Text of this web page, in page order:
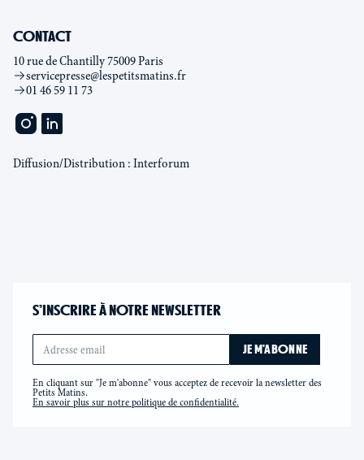
CONTACT
10 rue de Chantilly 75009 Paris
servicepresse@lespetitsmatins.fr
01 46 59 11 73
Diffusion/Distribution : Interforum
S’INSCRIRE À NOTRE NEWSLETTER
En cliquant sur "Je m'abonne" vous acceptez de recevoir la newsletter des
Petits Matins.
En savoir plus sur notre politique de confidentialité.